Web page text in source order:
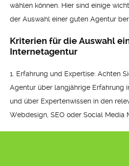
wählen können. Hier sind einige
der Auswahl einer guten Agentur
Kriterien für die Auswahl
Internetagentur
1. Erfahrung und Expertise: Achten
Agentur über langjährige Erfahrung
und über Expertenwissen in den
Webdesign, SEO oder Social Media